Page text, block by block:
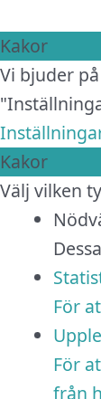
Kakor
Vi bjuder
Kakor
Välj vilken
För
För
från